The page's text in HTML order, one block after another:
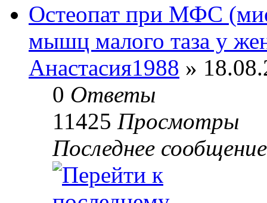
Остеопат при МФС
мышц малого таза у
Анастасия1988 »
0 Ответы
11425 Просмотры
Последнее